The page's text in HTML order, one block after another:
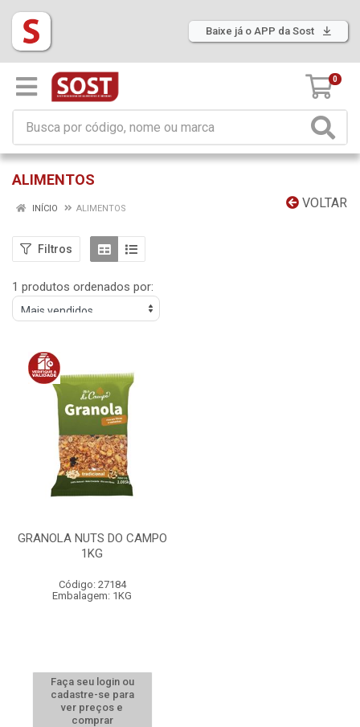
Baixe já o APP da Sost
0
ALIMENTOS
VOLTAR
INÍCIO ALIMENTOS
Filtros
1 produtos ordenados por:
GRANOLA NUTS DO CAMPO
1KG
Código: 27184
Embalagem: 1KG
Faça seu login ou
cadastre-se para
ver preços e
comprar